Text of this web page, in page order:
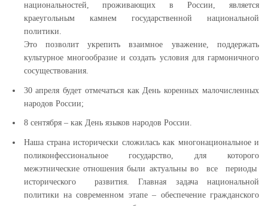
национальностей, проживающих в России, является
краеугольным камнем государственной национальной
политики.
Это позволит укрепить взаимное уважение, поддержать
культурное многообразие и создать условия для гармоничного
сосуществования.
30 апреля будет отмечаться как День коренных малочисленных
народов России;
8 сентября – как День языков народов России.
Наша страна исторически сложилась как многонациональное и
поликонфессиональное государство, для которого
межэтнические отношения были актуальны во все периоды
исторического развития. Главная задача национальной
политики на современном этапе – обеспечение гражданского